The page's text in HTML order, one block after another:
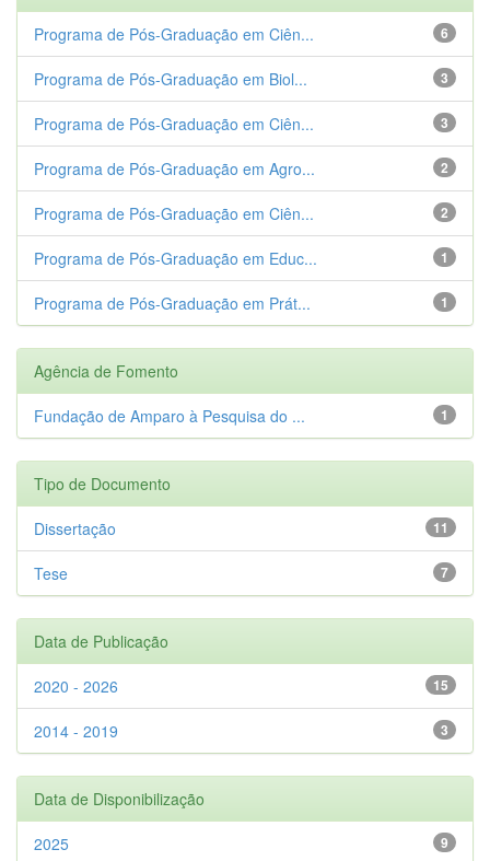
6
Programa de Pós-Graduação em Ciên...
3
Programa de Pós-Graduação em Biol...
3
Programa de Pós-Graduação em Ciên...
2
Programa de Pós-Graduação em Agro...
2
Programa de Pós-Graduação em Ciên...
1
Programa de Pós-Graduação em Educ...
1
Programa de Pós-Graduação em Prát...
Agência de Fomento
1
Fundação de Amparo à Pesquisa do ...
Tipo de Documento
11
Dissertação
7
Tese
Data de Publicação
15
2020 - 2026
3
2014 - 2019
Data de Disponibilização
9
2025